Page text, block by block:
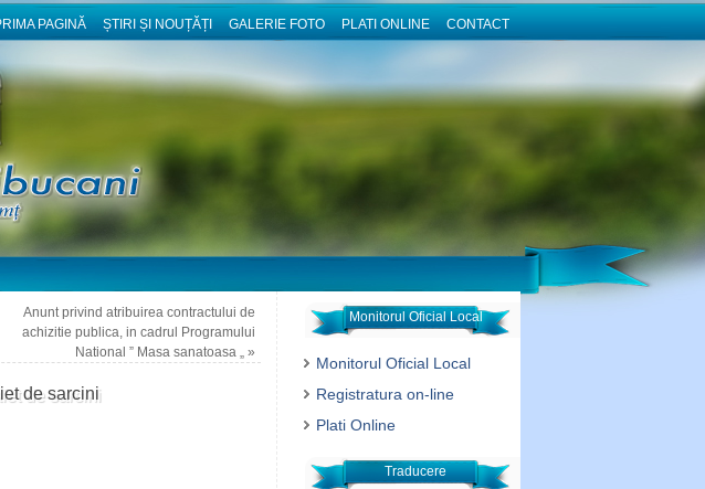
PAGINĂ ȘTIRI ȘI NOUȚĂȚI GALERIE FOTO PLATI ONLINE CONTACT
Anunt privind atribuirea contractului de
achizitie publica, in cadrul Programului
National ” Masa sanatoasa „ »
de sarcini
Monitorul Oficial Local
Monitorul Oficial Local
Registratura on-line
Plati Online
Traducere